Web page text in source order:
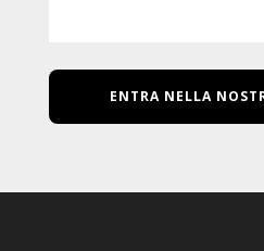
ENTRA NELLA